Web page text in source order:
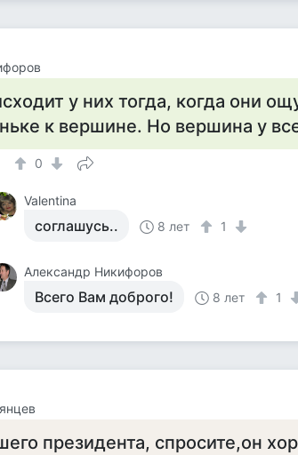
у них тогда, когда они
к вершине. Но вершина у
0
Valentina
соглашусь.. 8 лет 1
Александр Никифоров
Всего Вам доброго! 8 лет 1
президента, спросите,он